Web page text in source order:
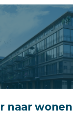
naar wonen